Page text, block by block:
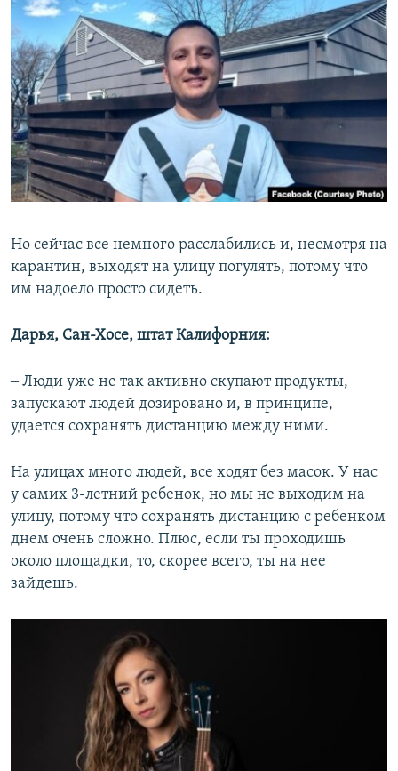
Но сейчас все немного расслабились и, несмотря на
карантин, выходят на улицу погулять, потому что
им надоело просто сидеть.
Дарья, Сан-Хосе, штат Калифорния:
‒ Люди уже не так активно скупают продукты,
запускают людей дозировано и, в принципе,
удается сохранять дистанцию между ними.
На улицах много людей, все ходят без масок. У нас
у самих 3-летний ребенок, но мы не выходим на
улицу, потому что сохранять дистанцию с ребенком
днем очень сложно. Плюс, если ты проходишь
около площадки, то, скорее всего, ты на нее
зайдешь.